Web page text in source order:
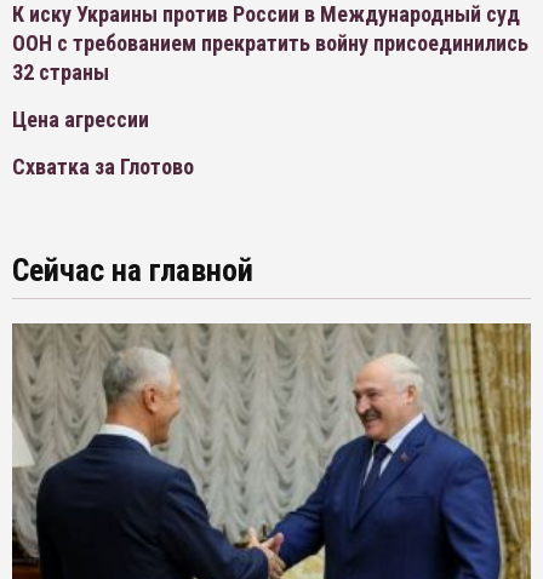
К иску Украины против России в Международный суд
ООН с требованием прекратить войну присоединились
32 страны
Цена агрессии
Схватка за Глотово
Сейчас на главной